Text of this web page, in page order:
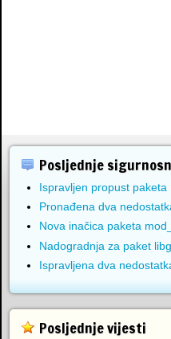
Posljednje
Ispravljen propust paketa
Pronađena dva
Nova inačica paketa
Nadogradnja za paket
Ispravljena dva
Posljednje vijesti